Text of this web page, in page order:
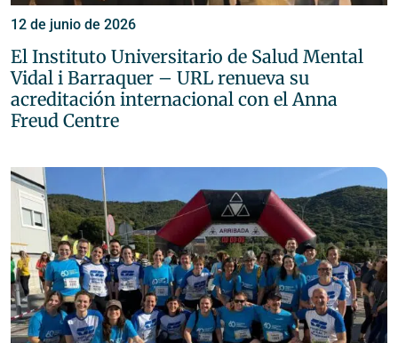
12 de junio de 2026
El Instituto Universitario de Salud Mental
Vidal i Barraquer – URL renueva su
acreditación internacional con el Anna
Freud Centre